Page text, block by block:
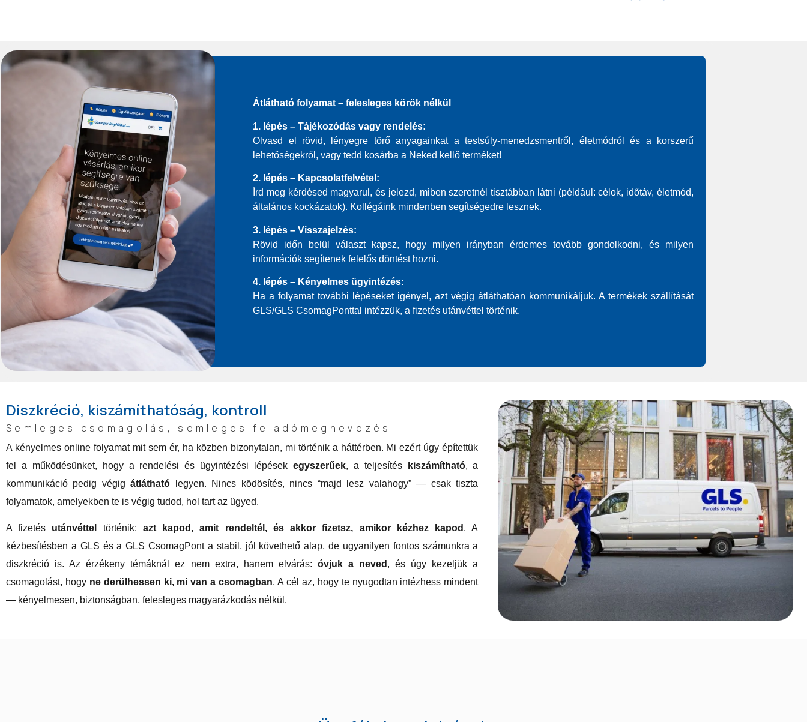
Átlátható folyamat – felesleges körök nélkül
1. lépés – Tájékozódás vagy rendelés:
Olvasd el rövid, lényegre törő anyagainkat a testsúly-menedzsmentről, életmódról és a korszerű
lehetőségekről, vagy tedd kosárba a Neked kellő terméket!
2. lépés – Kapcsolatfelvétel:
Írd meg kérdésed magyarul, és jelezd, miben szeretnél tisztábban látni (például: célok, időtáv, életmód,
általános kockázatok). Kollégáink mindenben segítségedre lesznek.
3. lépés – Visszajelzés:
Rövid időn belül választ kapsz, hogy milyen irányban érdemes tovább gondolkodni, és milyen
információk segítenek felelős döntést hozni.
4. lépés – Kényelmes ügyintézés:
Ha a folyamat további lépéseket igényel, azt végig átláthatóan kommunikáljuk. A termékek szállítását
GLS/GLS CsomagPonttal intézzük, a fizetés utánvéttel történik.
Diszkréció, kiszámíthatóság, kontroll
Semleges csomagolás, semleges feladómegnevezés
A kényelmes online folyamat mit sem ér, ha közben bizonytalan, mi történik a háttérben. Mi ezért úgy építettük
fel a működésünket, hogy a rendelési és ügyintézési lépések egyszerűek, a teljesítés kiszámítható, a
kommunikáció pedig végigátlátható legyen. Nincs ködösítés, nincs “majd lesz valahogy” — csak tiszta
folyamatok, amelyekben te is végig tudod, hol tart az ügyed.
A fizetés utánvéttel történik: azt kapod, amit rendeltél, és akkor fizetsz, amikor kézhez kapod . A
kézbesítésben a GLS és a GLS CsomagPont a stabil, jól követhető alap, de ugyanilyen fontos számunkra a
diszkréció is. Az érzékeny témáknál ez nem extra, hanem elvárás: óvjuk a neved , és úgy kezeljük a
csomagolást, hogy ne derülhessen ki, mi van a csomagban. A cél az, hogy te nyugodtan intézhess mindent
— kényelmesen, biztonságban, felesleges magyarázkodás nélkül.